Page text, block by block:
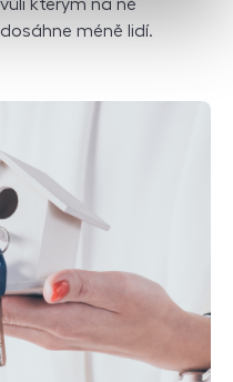
kterým na ně
méně lidí.